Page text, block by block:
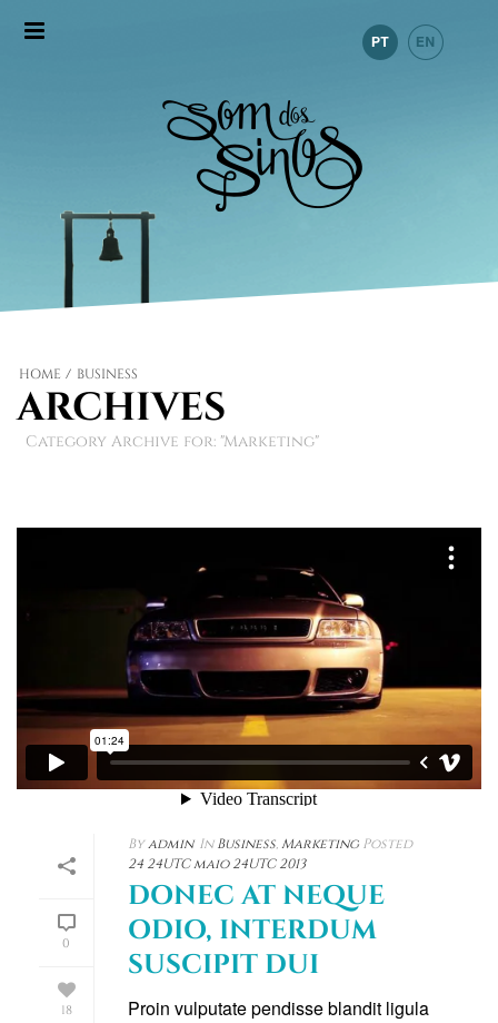
HOME / BUSINESS
ARCHIVES
Category Archive for: "Marketing"
0
18
Byadmin InBusiness,Marketing Posted
24 24UTC maio 24UTC 2013
DONEC AT NEQUE
ODIO, INTERDUM
SUSCIPIT DUI
Proin vulputate pendisse blandit ligula